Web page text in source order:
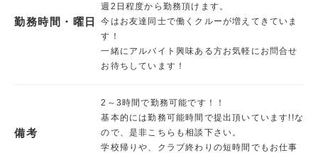
勤務時間・曜日
週2日程度から勤務頂けます。
今はお友達同士で働くクルーが増えてきていま
す！
一緒にアルバイト興味ある方お気軽にお問合せ
お待ちしています！
備考
2～3時間で勤務可能です！！
基本的には勤務可能時間で提出頂いています!!な
ので、是非こちらも相談下さい。
学校帰りや、クラブ終わりの短時間でもお仕事